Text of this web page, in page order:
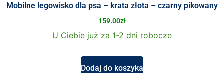
Mobilne legowisko dla psa – krata złota – czarny pikowany
159.00zł
U Ciebie już za 1-2 dni robocze
Dodaj do koszyka